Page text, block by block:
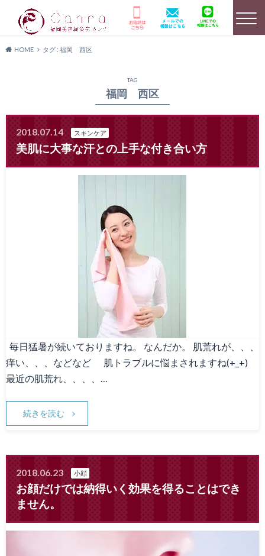
美容鍼灸詳細
店舗のご案内 よくあるご質問 キャンペーン情報
メディア実績
天神院情報
HOME タグ : 福岡 西区
TAG
福岡 西区
2018.07.14 スキンケア
美肌に大事な汗との上手な付き合い方
毎日猛暑が続いておりますね。 なんだか。 肌荒れが、、、
痒い、、、などなど 肌トラブルに悩まされますね(+_+)
最近の肌荒れ、、、、…
続きを読む
2018.06.23 小顔
お顔だけでは納得いく効果を得ることはでき
ません。